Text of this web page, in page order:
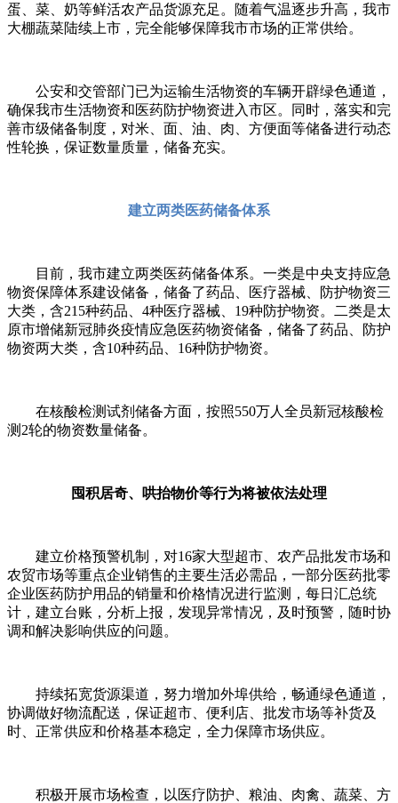
蛋、菜、奶等鲜活农产品货源充足。随着气温逐步升高，我市
大棚蔬菜陆续上市，完全能够保障我市市场的正常供给。
公安和交管部门已为运输生活物资的车辆开辟绿色通道，
确保我市生活物资和医药防护物资进入市区。同时，落实和完
善市级储备制度，对米、面、油、肉、方便面等储备进行动态
性轮换，保证数量质量，储备充实。
建立两类医药储备体系
目前，我市建立两类医药储备体系。一类是中央支持应急
物资保障体系建设储备，储备了药品、医疗器械、防护物资三
大类，含215种药品、4种医疗器械、19种防护物资。二类是太
原市增储新冠肺炎疫情应急医药物资储备，储备了药品、防护
物资两大类，含10种药品、16种防护物资。
在核酸检测试剂储备方面，按照550万人全员新冠核酸检
测2轮的物资数量储备。
囤积居奇、哄抬物价等行为将被依法处理
建立价格预警机制，对16家大型超市、农产品批发市场和
农贸市场等重点企业销售的主要生活必需品，一部分医药批零
企业医药防护用品的销量和价格情况进行监测，每日汇总统
计，建立台账，分析上报，发现异常情况，及时预警，随时协
调和解决影响供应的问题。
持续拓宽货源渠道，努力增加外埠供给，畅通绿色通道，
协调做好物流配送，保证超市、便利店、批发市场等补货及
时、正常供应和价格基本稳定，全力保障市场供应。
积极开展市场检查，以医疗防护、粮油、肉禽、蔬菜、方